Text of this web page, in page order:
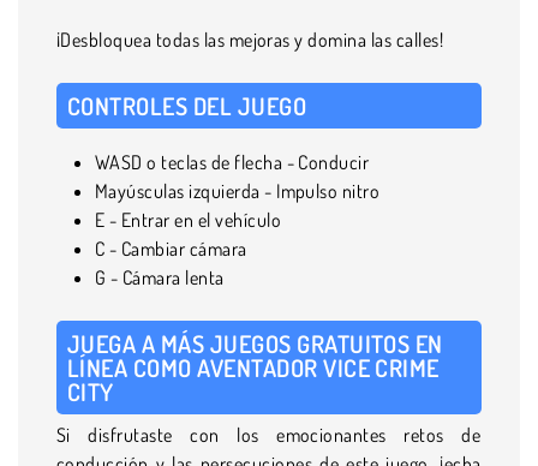
¡Desbloquea todas las mejoras y domina las calles!
CONTROLES DEL JUEGO
WASD o teclas de flecha - Conducir
Mayúsculas izquierda - Impulso nitro
E - Entrar en el vehículo
C - Cambiar cámara
G - Cámara lenta
JUEGA A MÁS JUEGOS GRATUITOS EN
LÍNEA COMO AVENTADOR VICE CRIME
CITY
Si disfrutaste con los emocionantes retos de